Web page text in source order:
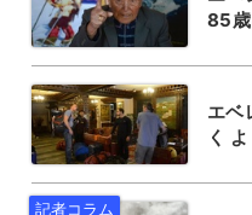
85
エベ
く